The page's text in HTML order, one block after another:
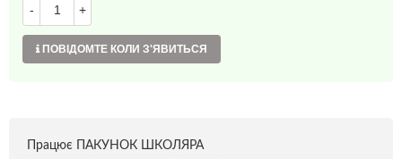
- +
ПОВІДОМТЕ КОЛИ З'ЯВИТЬСЯ
Працює ПАКУНОК ШКОЛЯРА